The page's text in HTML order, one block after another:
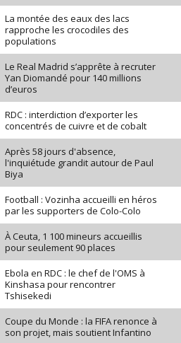
La montée des eaux des lacs
rapproche les crocodiles des
populations
Le Real Madrid s’apprête à recruter
Yan Diomandé pour 140 millions
d’euros
RDC : interdiction d’exporter les
concentrés de cuivre et de cobalt
Après 58 jours d'absence,
l'inquiétude grandit autour de Paul
Biya
Football : Vozinha accueilli en héros
par les supporters de Colo-Colo
À Ceuta, 1 100 mineurs accueillis
pour seulement 90 places
Ebola en RDC : le chef de l'OMS à
Kinshasa pour rencontrer
Tshisekedi
Coupe du Monde : la FIFA renonce à
son projet, mais soutient Infantino